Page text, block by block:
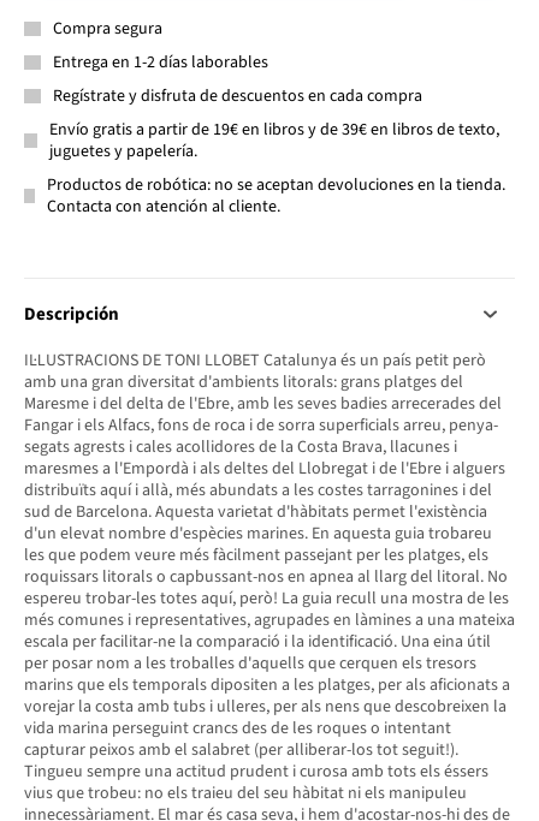
Compra segura
Entrega en 1-2 días laborables
Regístrate y disfruta de descuentos en cada compra
Envío gratis a partir de 19€ en libros y de 39€ en libros de texto,
juguetes y papelería.
Productos de robótica: no se aceptan devoluciones en la tienda.
Contacta con atención al cliente.
Descripción
IL·LUSTRACIONS DE TONI LLOBET Catalunya és un país petit però
amb una gran diversitat d'ambients litorals: grans platges del
Maresme i del delta de l'Ebre, amb les seves badies arrecerades del
Fangar i els Alfacs, fons de roca i de sorra superficials arreu, penya-
segats agrests i cales acollidores de la Costa Brava, llacunes i
maresmes a l'Empordà i als deltes del Llobregat i de l'Ebre i alguers
distribuïts aquí i allà, més abundats a les costes tarragonines i del
sud de Barcelona. Aquesta varietat d'hàbitats permet l'existència
d'un elevat nombre d'espècies marines. En aquesta guia trobareu
les que podem veure més fàcilment passejant per les platges, els
roquissars litorals o capbussant-nos en apnea al llarg del litoral. No
espereu trobar-les totes aquí, però! La guia recull una mostra de les
més comunes i representatives, agrupades en làmines a una mateixa
escala per facilitar-ne la comparació i la identificació. Una eina útil
per posar nom a les troballes d'aquells que cerquen els tresors
marins que els temporals dipositen a les platges, per als aficionats a
vorejar la costa amb tubs i ulleres, per als nens que descobreixen la
vida marina perseguint crancs des de les roques o intentant
capturar peixos amb el salabret (per alliberar-los tot seguit!).
Tingueu sempre una actitud prudent i curosa amb tots els éssers
vius que trobeu: no els traieu del seu hàbitat ni els manipuleu
innecessàriament. El mar és casa seva, i hem d'acostar-nos-hi des de